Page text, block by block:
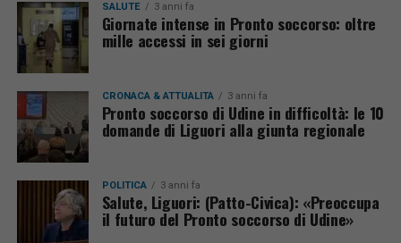
SALUTE 3 anni fa
Giornate intense in Pronto soccorso: oltre
mille accessi in sei giorni
CRONACA & ATTUALITÀ 3 anni fa
Pronto soccorso di Udine in difficoltà: le 10
domande di Liguori alla giunta regionale
POLITICA 3 anni fa
Salute, Liguori: (Patto-Civica): «Preoccupa
il futuro del Pronto soccorso di Udine»